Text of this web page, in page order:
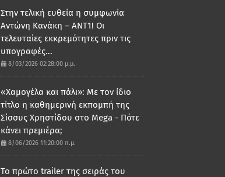
Στην τελική ευθεία η συμφωνία
Αντώνη Κανάκη – ΑΝΤ1! Οι
τελευταίες εκκρεμότητες πριν τις
υπογραφές...
8/03/2026 02:28:00 μ.μ.
«Χαμογέλα και πάλι»: Με τον ίδιο
τίτλο η καθημερινή εκπομπή της
Σίσσυς Χρηστίδου στο Mega - Πότε
κάνει πρεμιέρα;
8/06/2026 11:20:00 π.μ.
Το πρώτο trailer της σειράς του